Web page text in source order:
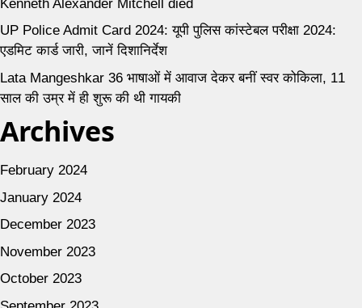
Kenneth Alexander Mitchell died
UP Police Admit Card 2024: यूपी पुलिस कांस्टेबल परीक्षा 2024:
एडमिट कार्ड जारी, जानें दिशानिर्देश
Lata Mangeshkar 36 भाषाओं में आवाज देकर बनीं स्वर कोकिला, 11
साल की उम्र में ही शुरू की थी गायकी
Archives
February 2024
January 2024
December 2023
November 2023
October 2023